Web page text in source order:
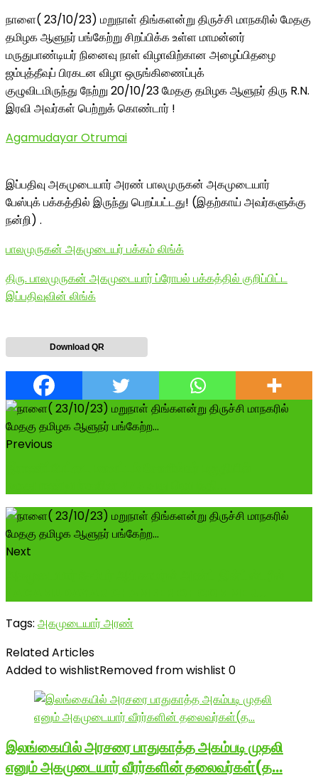
நாளை( 23/10/23) மறுநாள் திங்களன்று திருச்சி மாநகரில் மேதகு
தமிழக ஆளுநர் பங்கேற்று சிறப்பிக்க உள்ள மாமன்னர்
மருதுபாண்டியர் நினைவு நாள் விழாவிற்கான அழைப்பிதழை
ஜம்புத்தீவுப் பிரகடன விழா ஒருங்கிணைப்புக்
குழுவிடமிருந்து நேற்று 20/10/23 மேதகு தமிழக ஆளுநர் திரு R.N.
இரவி அவர்கள் பெற்றுக் கொண்டார் !
Agamudayar Otrumai
இப்பதிவு அகமுடையார் அரண் பாலமுருகன் அகமுடையார்
பேஸ்புக் பக்கத்தில் இருந்து பெறப்பட்டது! (இதற்காய் அவர்களுக்கு
நன்றி) .
பாலமுருகன் அகமுடையர் பக்கம் லிங்க்
திரு. பாலமுருகன் அகமுடையார் ப்ரோபல் பக்கத்தில் குறிப்பிட்ட
இப்பதிவுவின் லிங்க்
Download QR
Previous
Next
Tags: அகமுடையார் அரண்
Related Articles
Added to wishlistRemoved from wishlist 0
இலங்கையில் அரசரை பாதுகாத்த அகம்படி முதலி
எனும் அகமுடையார் வீரர்களின் தலைவர்கள்(த…